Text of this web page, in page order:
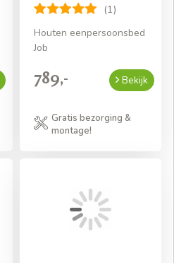
(1)
Houten eenpersoonsbed
Job
789,- Bekijk
Gratis bezorging &
montage!